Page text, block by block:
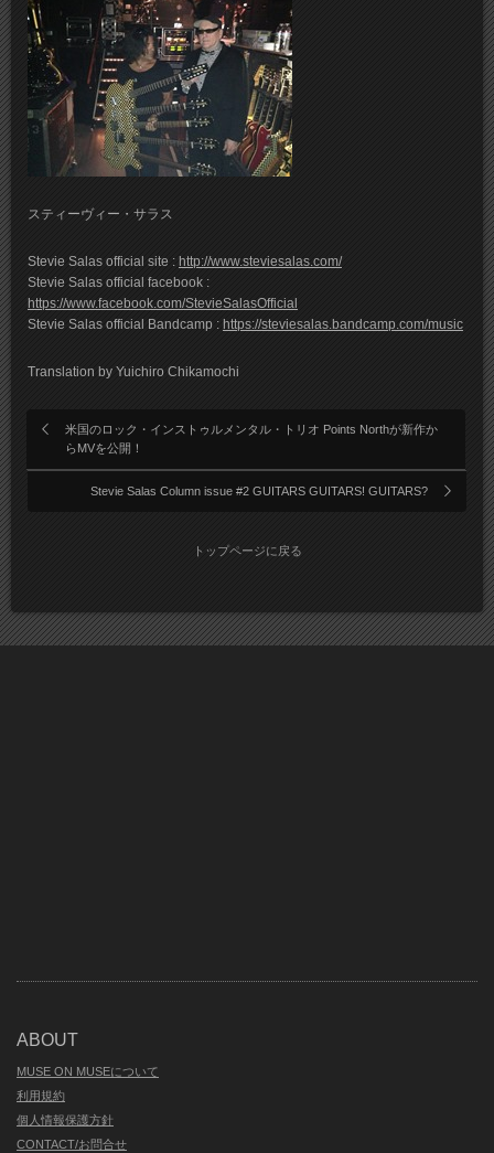
スティーヴィー・サラス
Stevie Salas official site : http://www.steviesalas.com/
Stevie Salas official facebook :
https://www.facebook.com/StevieSalasOfficial
Stevie Salas official Bandcamp : https://steviesalas.bandcamp.com/music
Translation by Yuichiro Chikamochi
米国のロック・インストゥルメンタル・トリオ Points Northが新作か
らMVを公開！
Stevie Salas Column issue #2 GUITARS GUITARS! GUITARS?
トップページに戻る
ABOUT
MUSE ON MUSEについて
利用規約
個人情報保護方針
CONTACT/お問合せ